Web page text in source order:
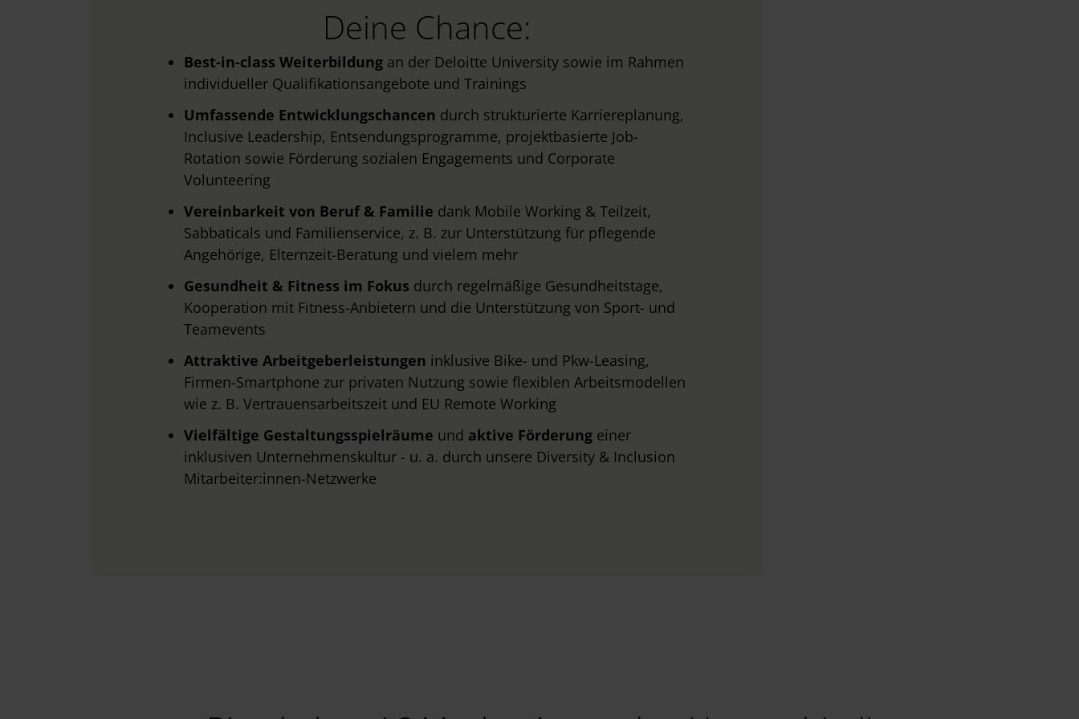
Deine Chance:
Best-in-class Weiterbildung an der Deloitte University sowie im Rahmen
individueller Qualifikationsangebote und Trainings
Umfassende Entwicklungschancen durch strukturierte Karriereplanung,
Inclusive Leadership, Entsendungsprogramme, projektbasierte Job-
Rotation sowie Förderung sozialen Engagements und Corporate
Volunteering
Vereinbarkeit von Beruf & Familie dank Mobile Working & Teilzeit,
Sabbaticals und Familienservice, z. B. zur Unterstützung für pflegende
Angehörige, Elternzeit-Beratung und vielem mehr
Gesundheit & Fitness im Fokus durch regelmäßige Gesundheitstage,
Kooperation mit Fitness-Anbietern und die Unterstützung von Sport- und
Teamevents
Attraktive Arbeitgeberleistungen inklusive Bike- und Pkw-Leasing,
Firmen-Smartphone zur privaten Nutzung sowie flexiblen Arbeitsmodellen
wie z. B. Vertrauensarbeitszeit und EU Remote Working
Vielfältige Gestaltungsspielräume und aktive Förderung einer
inklusiven Unternehmenskultur - u. a. durch unsere Diversity & Inclusion
Mitarbeiter:innen-Netzwerke